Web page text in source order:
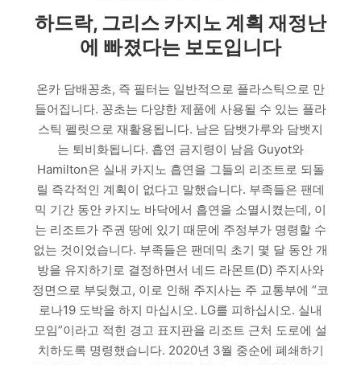
하드락, 그리스 카지노 계획 재정난
에 빠졌다는 보도입니다
온카 담배꽁초, 즉 필터는 일반적으로 플라스틱으로 만
들어집니다. 꽁초는 다양한 제품에 사용될 수 있는 플라
스틱 펠릿으로 재활용됩니다. 남은 담뱃가루와 담뱃지
는 퇴비화됩니다. 흡연 금지령이 남음 Guyot와
Hamilton은 실내 카지노 흡연을 그들의 리조트로 되돌
릴 즉각적인 계획이 없다고 말했습니다. 부족들은 팬데
믹 기간 동안 카지노 바닥에서 흡연을 소멸시켰는데, 이
는 리조트가 주권 땅에 있기 때문에 주정부가 명령할 수
없는 것이었습니다. 부족들은 팬데믹 초기 몇 달 동안 개
방을 유지하기로 결정하면서 네드 라몬트(D) 주지사와
정면으로 부딪혔고, 이로 인해 주지사는 주 교통부에 “코
로나19 도박을 하지 마십시오. LG를 피하십시오. 실내
모임”이라고 적힌 경고 표지판을 리조트 근처 도로에 설
치하도록 명령했습니다. 2020년 3월 중순에 폐쇄하기